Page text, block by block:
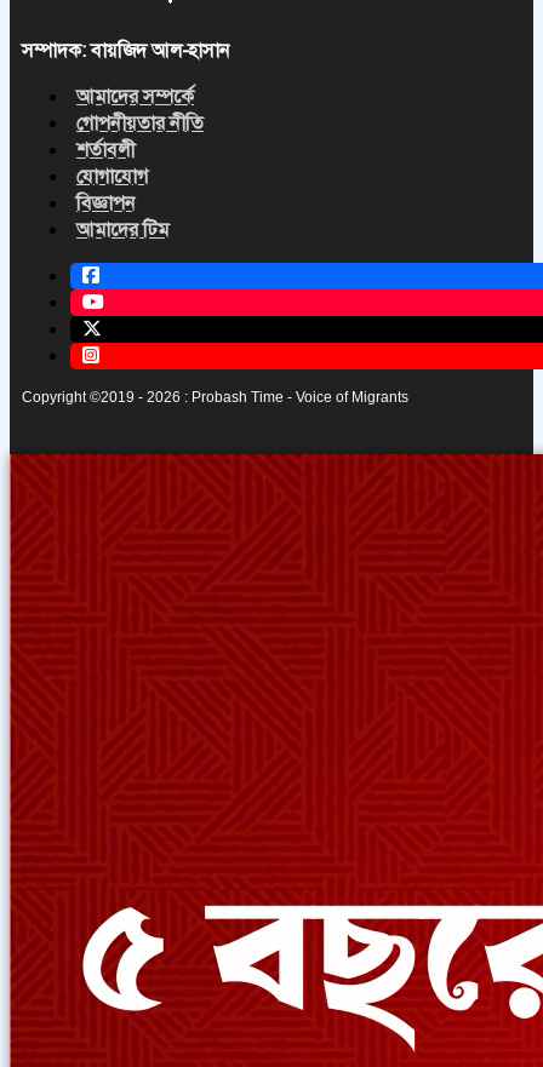
সম্পাদক: বায়জিদ আল-হাসান
আমাদের সম্পর্কে
গোপনীয়তার নীতি
শর্তাবলী
যোগাযোগ
বিজ্ঞাপন
আমাদের টিম
Copyright ©2019 - 2026 : Probash Time - Voice of Migrants